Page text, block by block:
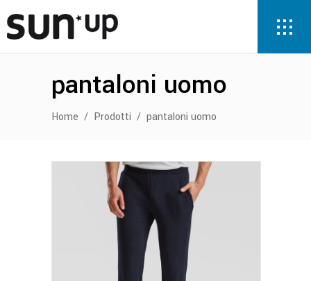
pantaloni uomo
Home / Prodotti / pantaloni uomo
Questo